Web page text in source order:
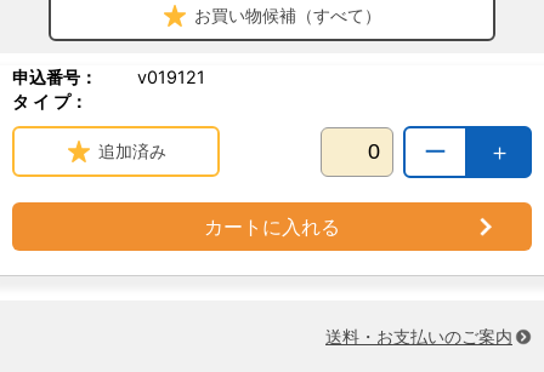
お買い物候補（すべて）
申込番号：
v019121
タ イ プ：
＋
ー
追加済み
カートに入れる
送料・お支払いのご案内